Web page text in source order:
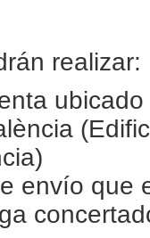
realizar:
envío que